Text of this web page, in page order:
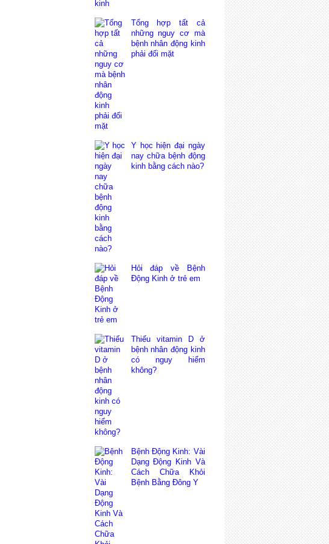
Tổng hợp tất cả
những nguy cơ mà
bệnh nhân động kinh
phải đối mặt
Y học hiện đại ngày
nay chữa bệnh động
kinh bằng cách nào?
Hỏi đáp về Bệnh
Động Kinh ở trẻ em
Thiếu vitamin D ở
bệnh nhân động kinh
có nguy hiểm
không?
Bệnh Động Kinh: Vài
Dạng Động Kinh Và
Cách Chữa Khỏi
Bệnh Bằng Đông Y